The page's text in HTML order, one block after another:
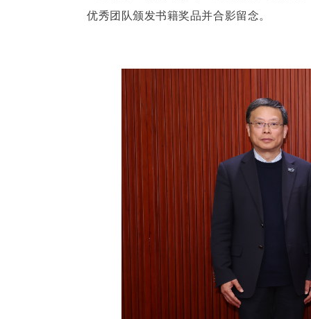
优秀团队颁发书籍奖品并合影留念。